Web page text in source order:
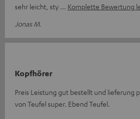
sehr leicht, sty
Komplette Bewertung
Jonas M.
Kopfhörer
Preis Leistung gut bestellt und lieferung
von Teufel super. Ebend Teufel.